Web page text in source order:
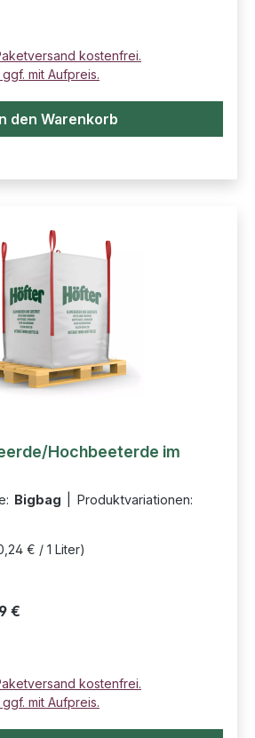
kostenfrei.
mit Aufpreis.
den Warenkorb
Hochbeeterde im
Bigbag
Produktvariationen:
€ / 1 Liter)
€
kostenfrei.
mit Aufpreis.